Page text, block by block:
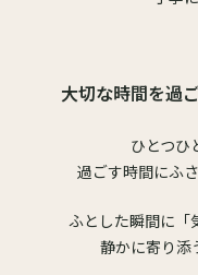
大切な時間を過
ひとつひ
過ごす時間にふ
ふとした瞬間に「
静かに寄り添